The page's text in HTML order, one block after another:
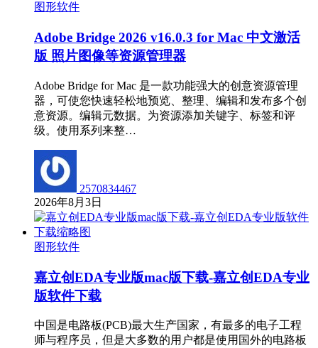
图形软件
Adobe Bridge 2026 v16.0.3 for Mac 中文激活
版 照片图像等资源管理器
Adobe Bridge for Mac 是一款功能强大的创意资源管理
器，可使您快速轻松地预览、整理、编辑和发布多个创
意资源。编辑元数据。为资源添加关键字、标签和评
级。使用系列来整…
2570834467
2026年8月3日
图形软件
嘉立创EDA专业版mac版下载-嘉立创EDA专业
版软件下载
中国是电路板(PCB)最大生产国家，有最多的电子工程
师与程序员，但是大多数的用户都是使用国外的电路板